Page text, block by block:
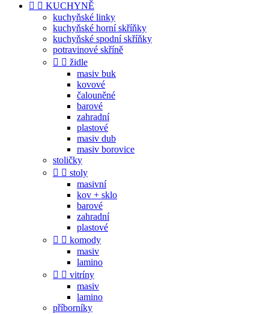
  KUCHYNĚ
kuchyňské linky
kuchyňské horní skříňky
kuchyňské spodní skříňky
potravinové skříně
  židle
masiv buk
kovové
čalouněné
barové
zahradní
plastové
masiv dub
masiv borovice
stoličky
  stoly
masivní
kov + sklo
barové
zahradní
plastové
  komody
masiv
lamino
  vitríny
masiv
lamino
příborníky